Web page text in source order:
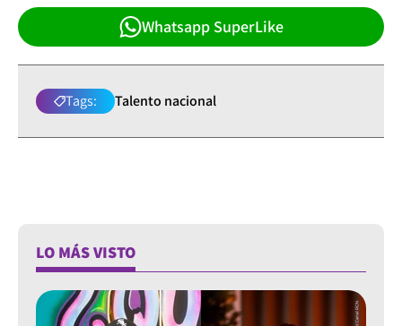
Whatsapp SuperLike
Tags: Talento nacional
LO MÁS VISTO